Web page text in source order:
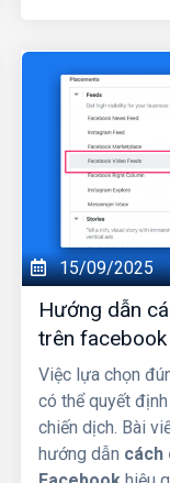
15/09/2025
Hướng dẫn
trên
Việc lựa chọn
có thể quyết
chiến dịch. Bài
hướng dẫn cách